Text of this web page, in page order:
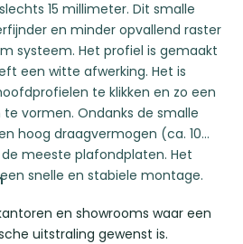
15 millimeter. Dit smalle
en minder opvallend raster
systeem. Het profiel is gemaakt
een witte afwerking. Het is
te klikken en zo een
vormen. Ondanks de smalle
hoog draagvermogen (ca. 10
meeste plafondplaten. Het
snelle en stabiele montage.
en showrooms waar een
uitstraling gewenst is.